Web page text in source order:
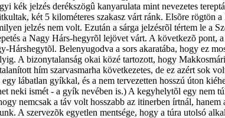
kék jelzés derékszögû kanyarulata mint nevezetes
két 5 kilométeres szakasz várt ránk. Elsõre rögtön
jelzés nem volt. Ezután a sárga jelzésrõl tértem le a
a Nagy Hárs-hegyrõl lejövet várt. A következõ pont,
Belenyugodva a sors akaratába, hogy ez
A bizonytalanság okai közé tartozott, hogy
hím szarvasmarha következetes, de ez azért sok
lábatlan gyíkkal, és a nem tervezetten hosszú úton
ismét - a gyík nevében is.) A kegyhelytõl egy nem
nemcsak a táv volt hosszabb az itinerben írtnál,
A szervezõk egyetlen mentsége, hogy a túra utolsó